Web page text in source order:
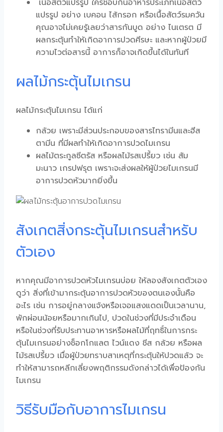
แปรรูป อย่าง เบคอน ไส้กรอก หรือเนื้อสัตว์รมควัน
คุณอาจไม่เคยรู้เลยว่าสารกันบูด อย่าง ไนเตรต มี
ผลกระตุ้นทำให้เกิดอาการปวดศีรษะ และหากผู้ป่วยมี
ความไวต่อสารนี้ อาการก็อาจเกิดขึ้นได้ในทันที
ผลไม้กระตุ้นไมเกรน
ผลไม้กระตุ้นไมเกรน ได้แก่
กล้วย เพราะมีส่วนประกอบของสารไทรามีนและฮีส
ตามีน ที่มีผลทำให้เกิดอาการปวดไมเกรน
ผลไม้ตระกูลซีตรัส หรือผลไม้รสเปรี้ยว เช่น ส้ม
มะนาว เกรปฟรุต เพราะจะส่งผลให้ผู้ป่วยไมเกรนมี
อาการปวดหัวมากยิ่งขึ้น
สังเกตสิ่งกระตุ้นไมเกรนสำหรับ
ตัวเอง
หากคุณมีอาการปวดหัวไมเกรนบ่อย ให้ลองสังเกตตัวเอง
ดูว่า สิ่งที่เข้ามากระตุ้นอาการปวดหัวของตนเองนั้นคือ
อะไร เช่น การอยู่กลางแจ้งหรือเจอแสงแดดเป็นเวลานาน,
พักผ่อนน้อยหรือมากเกินไป, ปวดในช่วงที่มีประจำเดือน
หรือในช่วงที่รับประทานอาหารหรือผลไม้ที่ฤทธิ์ในการกระ
ตุ้นไมเกรนอย่างช็อกโกแลต ไวน์แดง ชีส กล้วย หรือผล
ไม้รสเปรี้ยว เมื่อผู้ป่วยทราบสาเหตุที่กระตุ้นให้ปวดแล้ว จะ
ทำให้สามารถหลีกเลี่ยงพฤติกรรมดังกล่าวได้เพื่อป้องกัน
ไมเกรน
วิธีรับมือกับอาการไมเกรน